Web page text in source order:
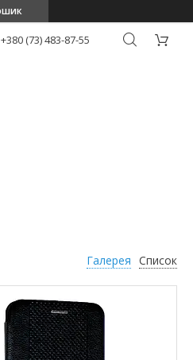
+380 (73) 483-87-55
Галерея Список